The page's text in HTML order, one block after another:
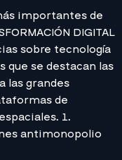
importantes de
DIGITAL
sobre tecnología
que se destacan las
las grandes
de
1.
antimonopolio